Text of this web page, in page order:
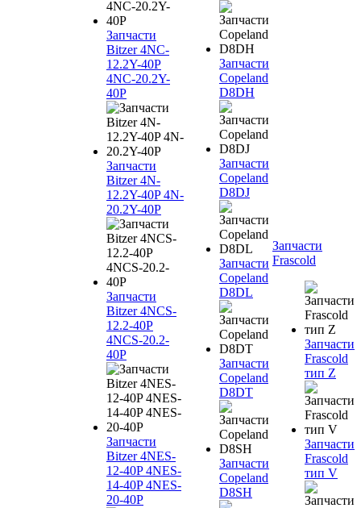
Запчасти
Bitzer 4NC-
12.2Y-40P
4NC-20.2Y-
40P
Запчасти
Bitzer 4N-
12.2Y-40P 4N-
20.2Y-40P
Запчасти
Bitzer 4NCS-
12.2-40P
4NCS-20.2-
40P
Запчасти
Bitzer 4NES-
12-40P 4NES-
14-40P 4NES-
20-40P
Запчасти
Copeland
D8DH
Запчасти
Copeland
D8DJ
Запчасти
Copeland
D8DL
Запчасти
Copeland
D8DT
Запчасти
Copeland
D8SH
Запчасти
Frascold
Запчасти
Frascold
тип Z
Запчасти
Frascold
тип V